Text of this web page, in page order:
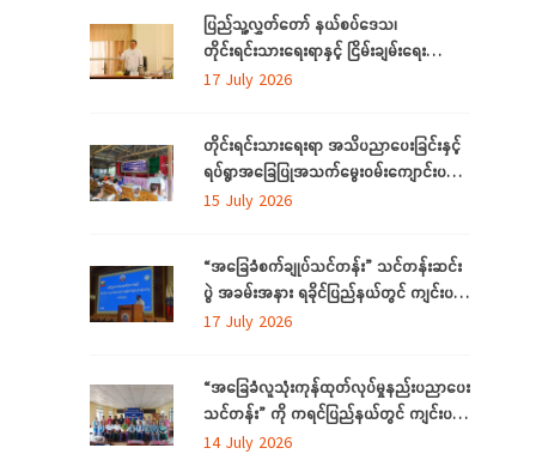
ပြုလုပ်
ပြည်သူ့လွှတ်တော် နယ်စပ်ဒေသ၊
တိုင်းရင်းသားရေးရာနှင့် ငြိမ်းချမ်းရေး
ကော်မတီနှင့် တိုင်းရင်းသားလူမျိုးများရေးရာ
17 July 2026
တိုင်းရင်းသားရေးရာ အသိပညာပေးခြင်းနှင့်
ရပ်ရွာအခြေပြုအသက်မွေးဝမ်းကျောင်းပညာ
လိုအပ်ချက်တို့ကို ဆန်းစစ်စီမံခြင်း အစီအစဉ်
15 July 2026
“အခြေခံစက်ချုပ်သင်တန်း” သင်တန်းဆင်း
ပွဲ အခမ်းအနား ရခိုင်ပြည်နယ်တွင် ကျင်းပ
ပြုလုပ်
17 July 2026
“အခြေခံလူသုံးကုန်ထုတ်လုပ်မှုနည်းပညာပေး
သင်တန်း” ကို ကရင်ပြည်နယ်တွင် ကျင်းပ
ပြုလုပ်
14 July 2026